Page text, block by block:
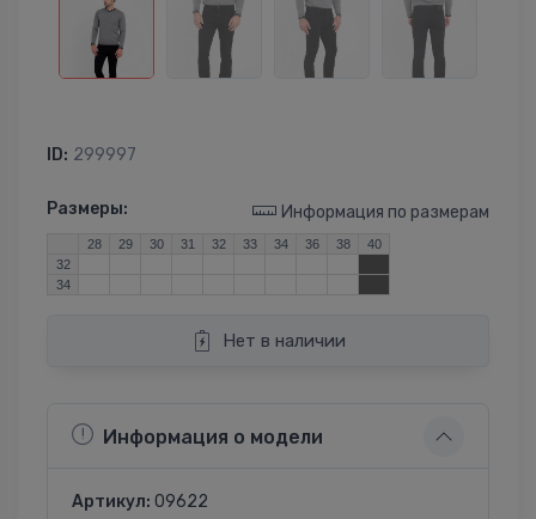
ID: 299997
Размеры: Информация по размерам
28 29 30 31 32 33 34 36 38
40
32
34
Нет в наличии
Информация о модели
Артикул: 09622